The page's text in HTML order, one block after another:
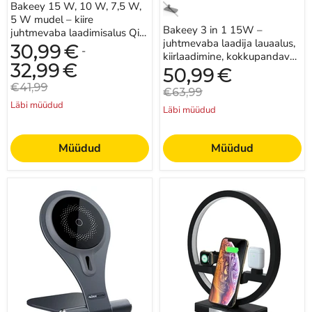
Qi-
toega
nutitelefonidele
–
ideaalne
iPhone
14
Pro
Maxi,
iPhone
iPhone
12,
Samsungi
Bakeey 15 W, 10 W, 7,5 W,
5 W mudel – kiire
juhtmevaba laadimisalus Qi-
toega nutitelefonidele –
ideaalne iPhone 14 Pr...
30,99€ -
32,99€
Algne
€41,99
Läbi müüdud
Müüdud
–
ideaalne
iPhone
14
Pro
Maxi,
Apple
Watchi
ja
kõrvaklappide
Bakeey 3 in 1 15W –
juhtmevaba laadija lauaalus,
kiirlaadimine, kokkupandav
voodikülg, universaalne
ühilduvus – ideaa...
Praegune
hind
50,99€
Algne
€63,99
Läbi müüdud
Müüdud
MagStand
magnetiline
juhtmevaba
juhtmevaba
laualamp
laadimisjaam